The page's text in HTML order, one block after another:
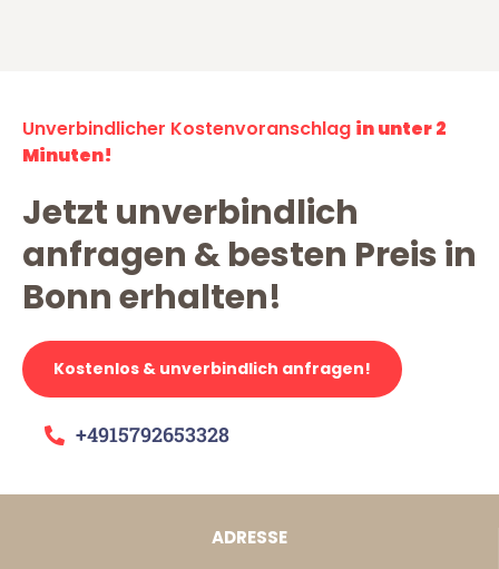
Unverbindlicher Kostenvoranschlag in unter 2
Minuten!
Jetzt unverbindlich
anfragen & besten Preis in
Bonn erhalten!
Kostenlos & unverbindlich anfragen!
+4915792653328
ADRESSE